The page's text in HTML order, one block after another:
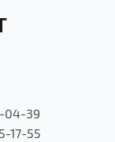
04-39
17-55